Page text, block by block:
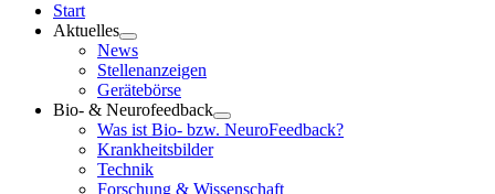
Start
Aktuelles
News
Stellenanzeigen
Gerätebörse
Bio- & Neurofeedback
Was ist Bio- bzw. NeuroFeedback?
Krankheitsbilder
Technik
Forschung & Wissenschaft